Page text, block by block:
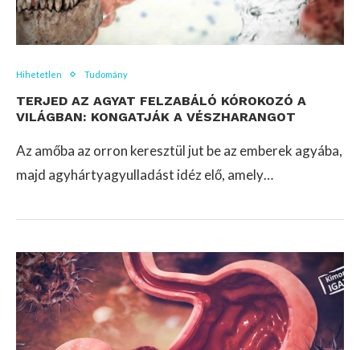
Hihetetlen Tudomány
TERJED AZ AGYAT FELZABÁLÓ KÓROKOZÓ A
VILÁGBAN: KONGATJÁK A VÉSZHARANGOT
Az amőba az orron keresztül jut be az emberek agyába,
majd agyhártyagyulladást idéz elő, amely…